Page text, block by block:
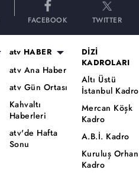
FACEBOOK TWITTER
atv HABER
atv Ana Haber
atv Gün Ortası
Kahvaltı
Haberleri
atv'de Hafta
Sonu
DİZİ
KADROLARI
Altı Üstü
İstanbul Kadro
Mercan Köşk
Kadro
A.B.İ. Kadro
Kuruluş Orhan
Kadro